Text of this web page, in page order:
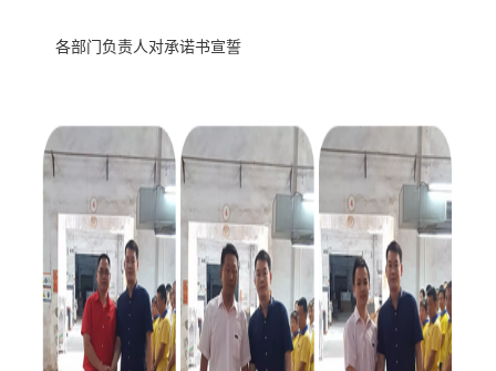
各部门负责人对承诺书宣誓